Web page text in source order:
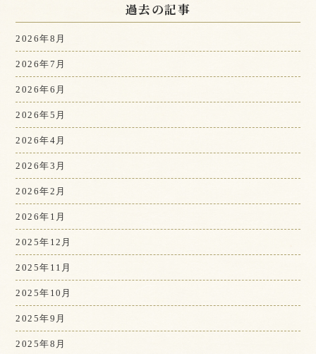
過去の記事
2026年8月
2026年7月
2026年6月
2026年5月
2026年4月
2026年3月
2026年2月
2026年1月
2025年12月
2025年11月
2025年10月
2025年9月
2025年8月